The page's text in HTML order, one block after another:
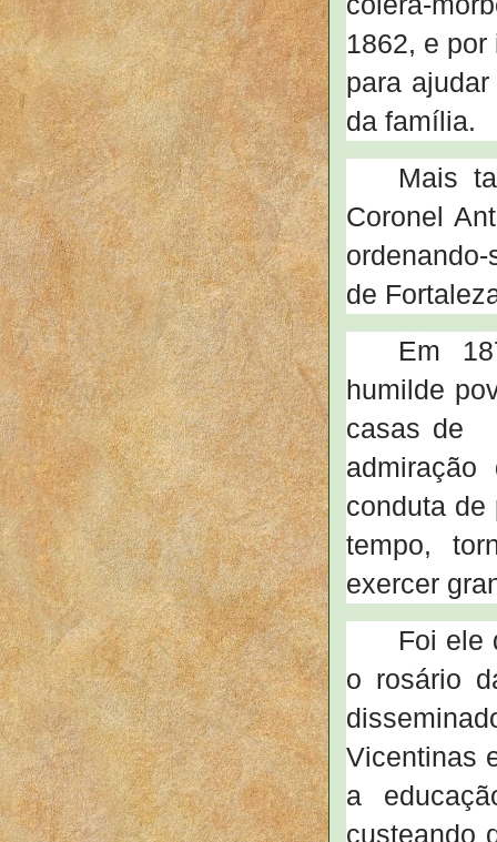
1862, e
para
da família.
Mais
Coronel
de
Em
humilde
casas de
conduta
tempo,
exercer
Foi ele
o rosário
Vicentinas
a
custeando